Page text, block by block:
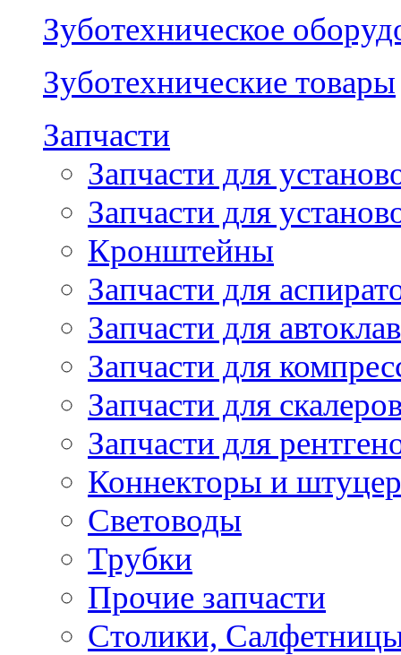
Зуботехническое
Зуботехнические товары
Запчасти
Запчасти для
Запчасти для
Кронштейны
Запчасти для
Запчасти для
Запчасти для
Запчасти для
Запчасти для
Коннекторы и
Световоды
Трубки
Прочие запчасти
Столики,